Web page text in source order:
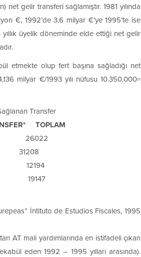
gelir transferi sağlamıştır. 1981 yılında
€, 1992’de 3,6 milyar €’ye 1995’te ise
yıllık üyelik döneminde elde ettiği net gelir
etmekte olup fert başına sağladığı net
milyar €/1993 yılı nüfusu 10.350.000=
Transfer
TOPLAM
26022
31208
12194
19147
İntituto de Estudios Fiscales, 1995
AT mali yardımlarında en istifadeli çıkan
eden 1992 – 1995 yılları arasında).